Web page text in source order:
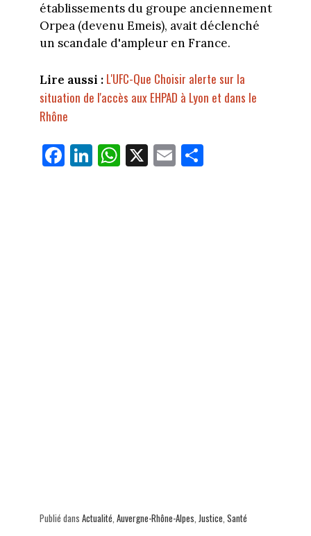
établissements du groupe anciennement
Orpea (devenu Emeis), avait déclenché
un scandale d'ampleur en France.
Lire aussi : L'UFC-Que Choisir alerte sur la
situation de l'accès aux EHPAD à Lyon et dans le
Rhône
Fa
ce
Li
nk
W
ha
X E
m
Pa
rt
Publié dans Actualité Auvergne-Rhône-Alpes Justice Santé